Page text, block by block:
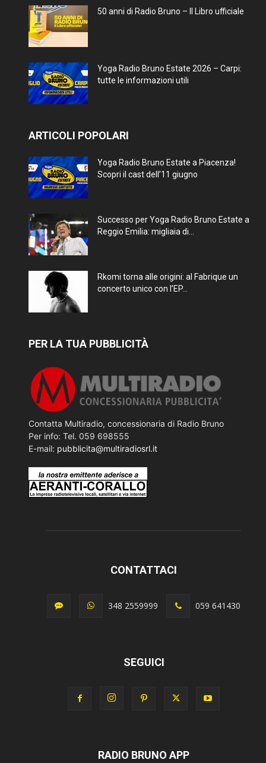
50 anni di Radio Bruno – Il Libro ufficiale
Yoga Radio Bruno Estate 2026 – Carpi:
tutte le informazioni utili
ARTICOLI POPOLARI
Yoga Radio Bruno Estate a Piacenza!
Scopri il cast dell’11 giugno
Successo per Yoga Radio Bruno Estate a
Reggio Emilia: migliaia di...
Rkomi torna alle origini: al Fabrique un
concerto unico con l’EP...
PER LA TUA PUBBLICITÀ
Contatta Multiradio, concessionaria di Radio Bruno
Per info: Tel. 059 698555
E-mail: pubblicita@multiradiosrl.it
CONTATTACI
348 2559999 059 641430
SEGUICI
RADIO BRUNO APP